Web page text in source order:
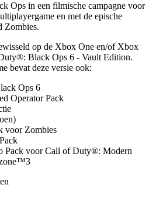
Ops in een filmische campagne voor
en met de epische
Zombies.
op de Xbox One en/of Xbox
Black Ops 6 - Vault Edition.
bevat deze versie ook:
Ops 6
Operator Pack
voor Zombies
Pack voor Call of Duty®: Modern